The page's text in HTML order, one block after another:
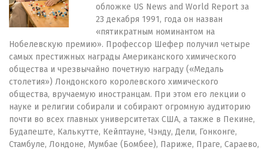
обложке US News and World Report за
23 декабря 1991, года он назван
«пятикратным номинантом на
Нобелевскую премию». Профессор Шефер получил четыре
самых престижных награды Американского химического
общества и чрезвычайно почетную награду («Медаль
столетия») Лондонского королевского химического
общества, вручаемую иностранцам. При этом его лекции о
науке и религии собирали и собирают огромную аудиторию
почти во всех главных университетах США, а также в Пекине,
Будапеште, Калькутте, Кейптауне, Чэнду, Дели, Гонконге,
Стамбуле, Лондоне, Мумбае (Бомбее), Париже, Праге, Сараево,